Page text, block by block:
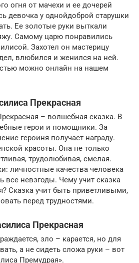
огня от мачехи и ее дочерей
девочка у однойдоброй старушки
Ее золотые руки выткали
Самому царю понравились
Захотел он мастерицу
влюбился и женился на ней.
можно онлайн на нашем
Прекрасная
– волшебная сказка. В
герои и помощники. За
героиня получает награду.
красоты. Она не только
трудолюбивая, смелая.
личностные качества человека
все невзгоды. Чему учит сказка
Сказка учит быть приветливыми,
перед трудностями.
Прекрасная
зло – карается, но для
а не сидеть сложа руки – вот
Премудрая».